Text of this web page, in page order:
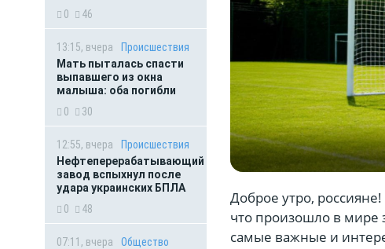
0
46
13:15, вчера
Происшествия
Мать пыталась спасти
выпавшего из окна
малыша: оба погибли
0
30
12:55, вчера
Происшествия
Нефтеперерабатывающий
завод вспыхнул после
удара украинских БПЛА
0
48
07:11, вчера
Общество
Доброе утро,
что произошло в мире
самые важные и